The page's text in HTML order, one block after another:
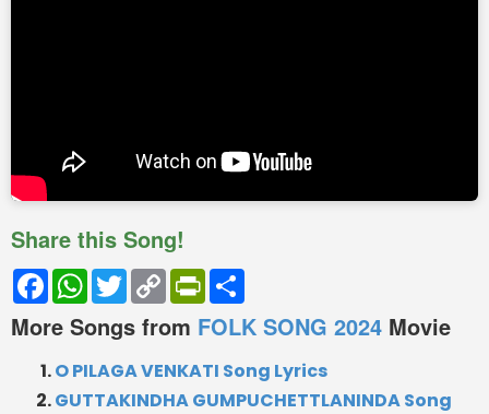
Share this Song!
FacebookWhatsApp
TwitterCopy
Link
PrintFriendly
More Songs from FOLK SONG 2024 Movie
O PILAGA VENKATI Song Lyrics
GUTTAKINDHA GUMPUCHETTLANINDA Song